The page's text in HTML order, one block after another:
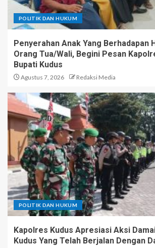
POLITIK DAN HUKUM
Penyerahan Anak Yang Berhadapan
Orang Tua/Wali, Begini Pesan
Bupati Kudus
Agustus 7, 2026 Redaksi Media
POLITIK DAN HUKUM
Kapolres Kudus Apresiasi Aksi
Kudus Yang Telah Berjalan Dengan